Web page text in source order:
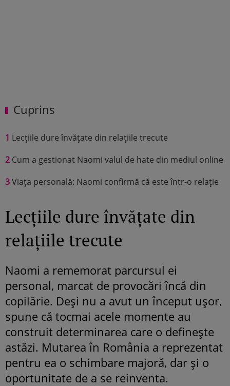
Cuprins
1 Lecțiile dure învățate din relațiile trecute
2 Cum a gestionat Naomi valul de hate din mediul online
3Viața personală: Naomi confirmă că este într-o relație
Lecțiile dure învățate din
relațiile trecute
Naomi a rememorat parcursul ei
personal, marcat de provocări încă din
copilărie. Deși nu a avut un început ușor,
spune că tocmai acele momente au
construit determinarea care o definește
astăzi. Mutarea în România a reprezentat
pentru ea o schimbare majoră, dar și o
oportunitate de a se reinventa.